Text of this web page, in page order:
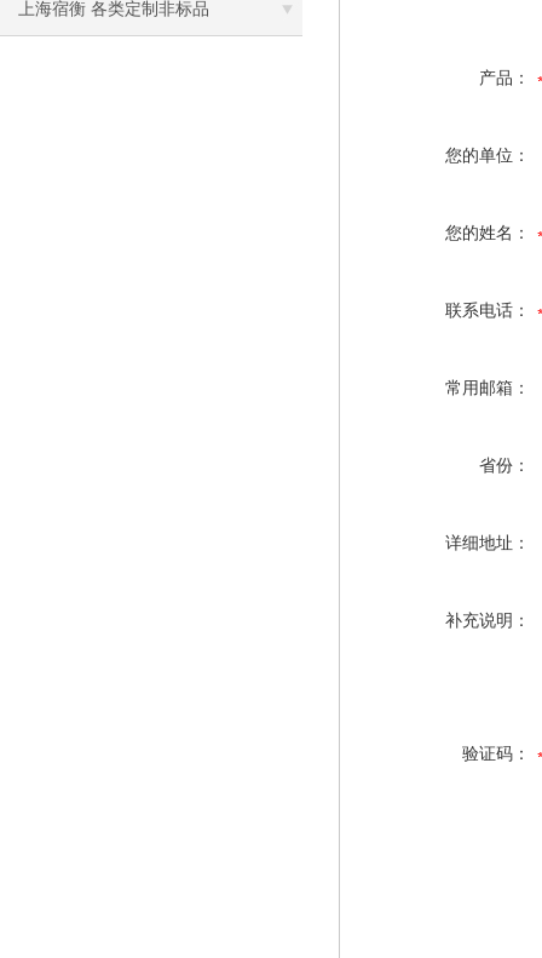
上海宿衡 各类定制非标品
产品：
您的单位：
您的姓名：
联系电话：
常用邮箱：
省份：
详细地址：
补充说明：
验证码：